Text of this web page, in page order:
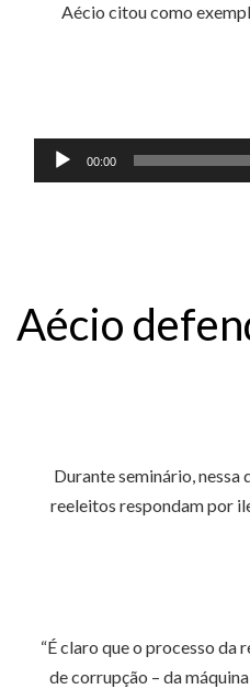
Aécio citou como
Tocador
de
00:00
Aécio
Durante seminário,
reeleitos respondam por
“É claro que o processo da
de corrupção – da